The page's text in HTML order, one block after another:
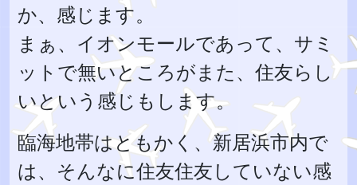
か、感じます。
まぁ、イオンモールであって、サミ
ットで無いところがまた、住友らし
いという感じもします。
臨海地帯はともかく、新居浜市内で
は、そんなに住友住友していない感